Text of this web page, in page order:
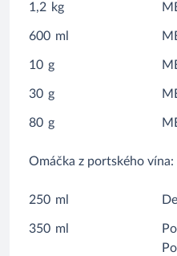
1,2 kg
600 ml
10 g
30 g
80 g
Omáčka z portského vína:
250 ml
350 ml